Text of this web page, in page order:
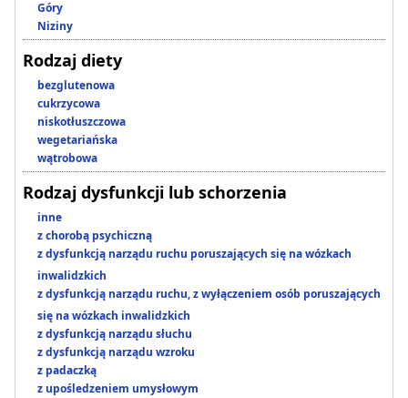
Góry
Niziny
Rodzaj diety
bezglutenowa
cukrzycowa
niskotłuszczowa
wegetariańska
wątrobowa
Rodzaj dysfunkcji lub schorzenia
inne
z chorobą psychiczną
z dysfunkcją narządu ruchu poruszających się na wózkach
inwalidzkich
z dysfunkcją narządu ruchu, z wyłączeniem osób poruszających
się na wózkach inwalidzkich
z dysfunkcją narządu słuchu
z dysfunkcją narządu wzroku
z padaczką
z upośledzeniem umysłowym